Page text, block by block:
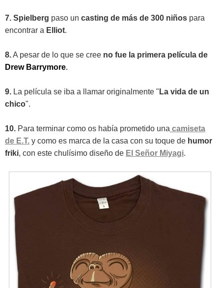
7. Spielberg paso un casting de más de 300 niños para
encontrar a Elliot.
8.A pesar de lo que se cree no fue la primera película de
Drew Barrymore.
9. La película se iba a llamar originalmente " La vida de un
chico".
10. Para terminar como os había prometido una camiseta
de E.T. y como es marca de la casa con su toque de humor
friki, con este chulísimo diseño de El Señor Miyagi.